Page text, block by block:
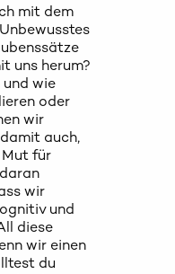
mit dem
uns herum?
und wie
oder
wir
auch,
für
wir
und
diese
wir einen
du